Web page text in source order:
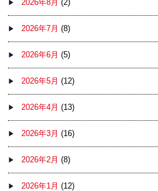
2026年8月 (2)
2026年7月 (8)
2026年6月 (5)
2026年5月 (12)
2026年4月 (13)
2026年3月 (16)
2026年2月 (8)
2026年1月 (12)